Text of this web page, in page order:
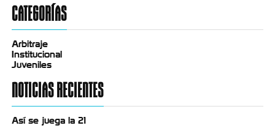
CATEGORÍAS
Arbitraje
Institucional
Juveniles
NOTICIAS RECIENTES
Así se juega la 21